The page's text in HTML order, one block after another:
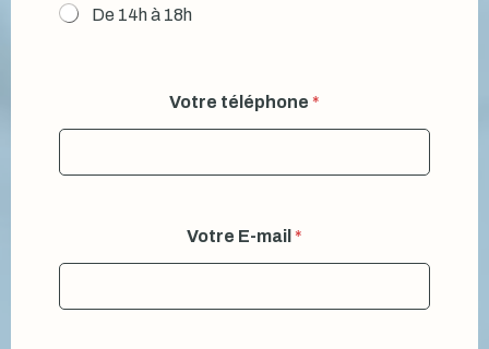
De 14h à 18h
Votre téléphone *
Votre E-mail *